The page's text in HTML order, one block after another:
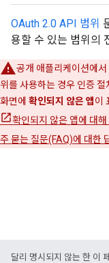
OAuth 2.0 API 범위
용할 수 있는 범위의
공개 애플리케이션에
위를 사용하는 경우 인증
화면에 확인되지 않은 앱이
확인되지 않은 앱에 대
주 묻는 질문(FAQ)에 대한
달리 명시되지 않는 한 이